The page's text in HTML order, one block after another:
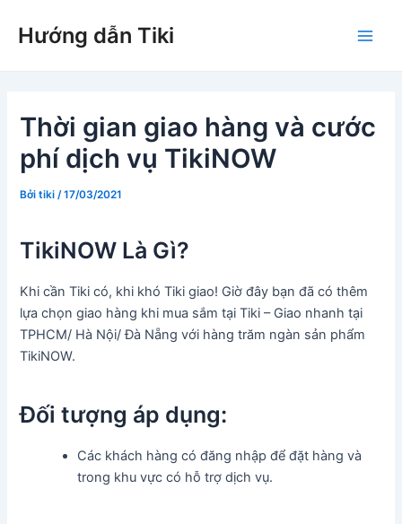
Hướng dẫn Tiki
Thời gian giao hàng và cước
phí dịch vụ TikiNOW
Bởitiki /17/03/2021
TikiNOW Là Gì?
Khi cần Tiki có, khi khó Tiki giao! Giờ đây bạn đã có thêm
lựa chọn giao hàng khi mua sắm tại Tiki – Giao nhanh tại
TPHCM/ Hà Nội/ Đà Nẵng với hàng trăm ngàn sản phẩm
TikiNOW.
Đối tượng áp dụng:
Các khách hàng có đăng nhập để đặt hàng và
trong khu vực có hỗ trợ dịch vụ.